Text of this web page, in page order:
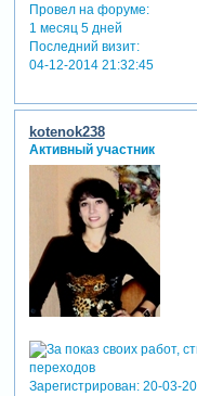
Провел на форуме:
1 месяц 5 дней
Последний визит:
04-12-2014 21:32:45
kotenok238
Активный участник
Зарегистрирован: 20-03-